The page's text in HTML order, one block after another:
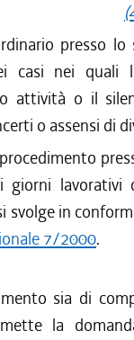
presso
casi nei
attività o il
o assensi di
lavorativi
svolge in
7/2000.
sia di
la